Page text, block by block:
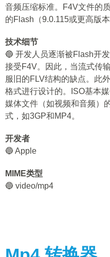
音频压缩标准。F4V文件的
的Flash（9.0.115或更高版
技术细节
🔵 开发人员逐渐被Flash开
接受F4V。因此，当流式传
服旧的FLV结构的缺点。此
格式进行设计的。ISO基本
媒体文件（如视频和音频）
式，如3GP和MP4。
开发者
🔵 Apple
MIME类型
🔵 video/mp4